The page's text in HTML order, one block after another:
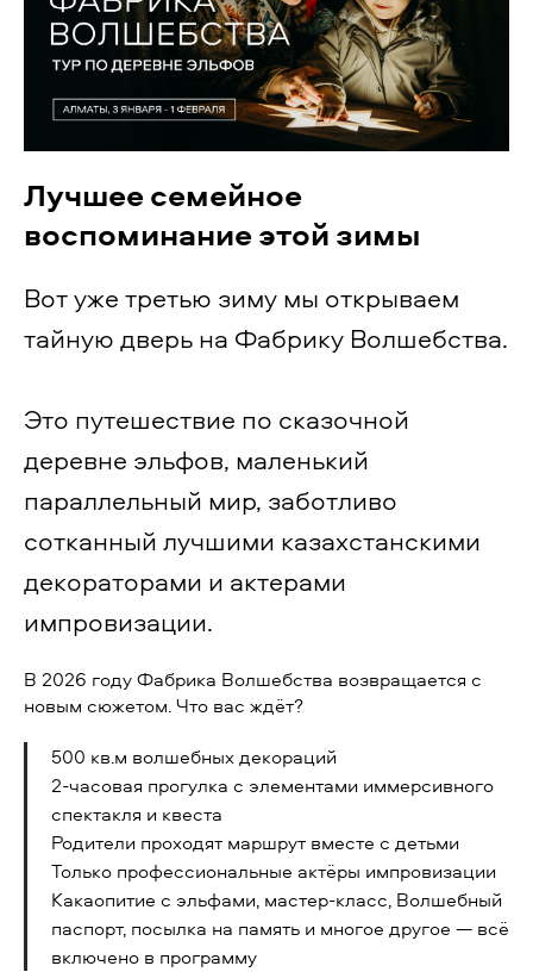
Лучшее семейное
воспоминание этой зимы
Вот уже третью зиму мы открываем
тайную дверь на Фабрику Волшебства.
Это путешествие по сказочной
деревне эльфов, маленький
параллельный мир, заботливо
сотканный лучшими казахстанскими
декораторами и актерами
импровизации.
В 2026 году Фабрика Волшебства возвращается с
новым сюжетом. Что вас ждёт?
500 кв.м волшебных декораций
2-часовая прогулка с элементами иммерсивного
спектакля и квеста
Родители проходят маршрут вместе с детьми
Только профессиональные актёры импровизации
Какаопитие с эльфами, мастер-класс, Волшебный
паспорт, посылка на память и многое другое — всё
включено в программу